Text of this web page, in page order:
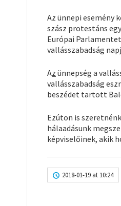
Az ünnepi esemény
szász protestáns
Európai
vallásszabadság
Az ünnepség a
vallásszabadság
beszédet tartott
Ezúton is
hálaadásunk
képviselőinek, akik
2018-01-19 at 10:24